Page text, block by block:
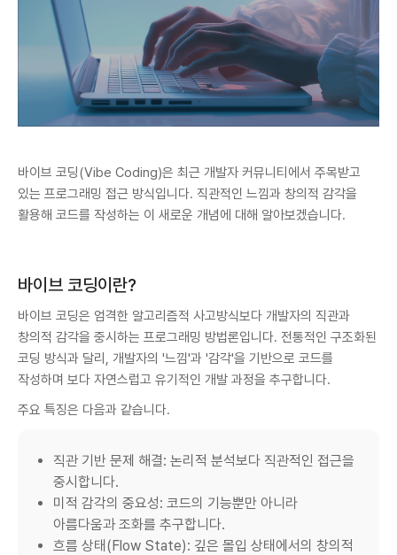
바이브 코딩(Vibe Coding)은 최근 개발자 커뮤니티에서 주목받고
있는 프로그래밍 접근 방식입니다. 직관적인 느낌과 창의적 감각을
활용해 코드를 작성하는 이 새로운 개념에 대해 알아보겠습니다.
바이브 코딩이란?
바이브 코딩은 엄격한 알고리즘적 사고방식보다 개발자의 직관과
창의적 감각을 중시하는 프로그래밍 방법론입니다. 전통적인 구조화된
코딩 방식과 달리, 개발자의 '느낌'과 '감각'을 기반으로 코드를
작성하며 보다 자연스럽고 유기적인 개발 과정을 추구합니다.
주요 특징은 다음과 같습니다.
직관 기반 문제 해결: 논리적 분석보다 직관적인 접근을
중시합니다.
미적 감각의 중요성: 코드의 기능뿐만 아니라
아름다움과 조화를 추구합니다.
흐름 상태(Flow State): 깊은 몰입 상태에서의 창의적